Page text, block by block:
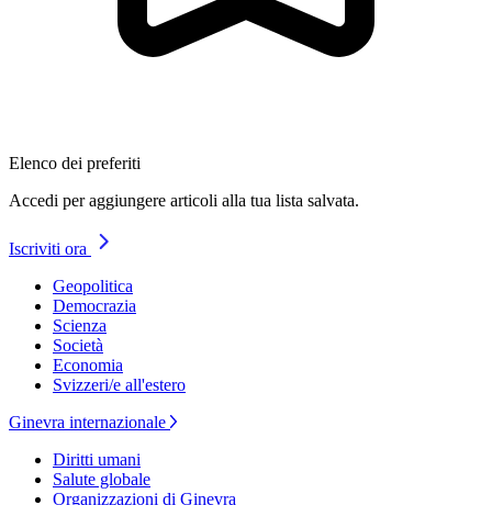
Elenco dei preferiti
Accedi per aggiungere articoli alla tua lista salvata.
Iscriviti ora
Geopolitica
Democrazia
Scienza
Società
Economia
Svizzeri/e all'estero
Ginevra internazionale
Diritti umani
Salute globale
Organizzazioni di Ginevra